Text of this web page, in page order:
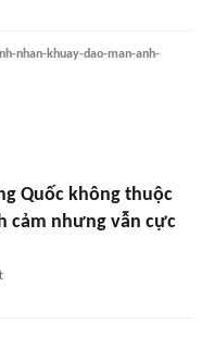
nhan-khuay-dao-man-anh-
Quốc không thuộc
cảm nhưng vẫn cực